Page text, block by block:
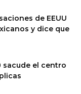
de EEUU
y dice que
sacude el centro